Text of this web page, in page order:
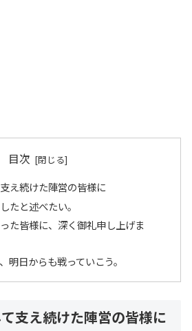
目次
え続けた陣営の皆様に
たと述べたい。
た皆様に、深く御礼申し上げま
明日からも戦っていこう。
支え続けた陣営の皆様に